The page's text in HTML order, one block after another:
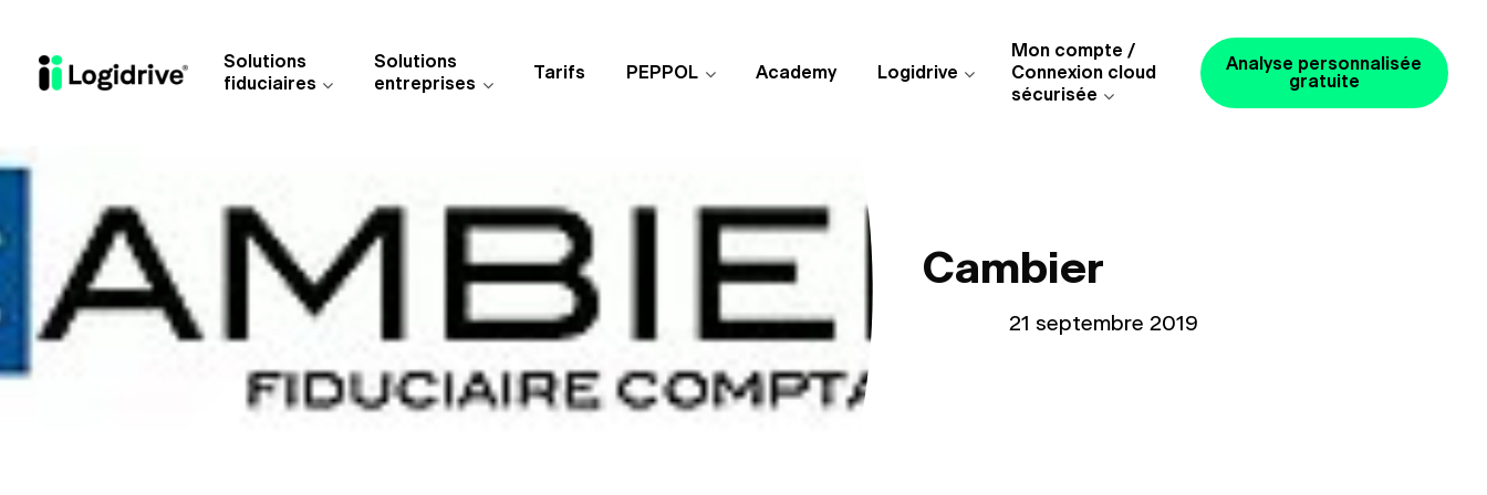
Solutions
fiduciaires
Solutions
entreprises
Tarifs PEPPOL Academy Logidrive
Mon compte /
Connexion cloud
sécurisée
Analyse personnalisée
gratuite
Cambier
21 septembre 2019